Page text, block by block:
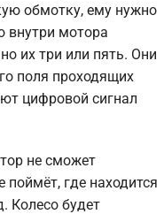
обмотку, ему нужно
внутри мотора
их три или пять. Они
поля проходящих
цифровой сигнал
не сможет
поймёт, где находится
Колесо будет